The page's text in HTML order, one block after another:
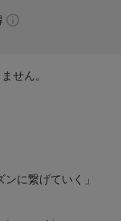
せん。
に繋げていく」